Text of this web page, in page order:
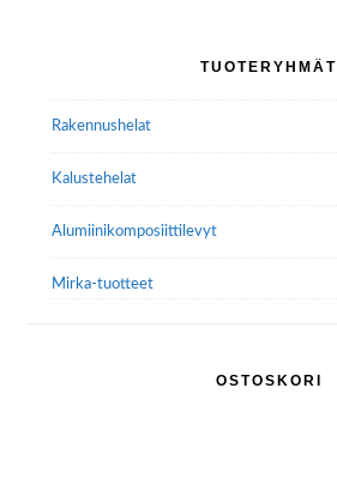
TUOTERYHMÄT
Rakennushelat
Kalustehelat
Alumiini­komposiitti­levyt
Mirka-tuotteet
OSTOSKORI